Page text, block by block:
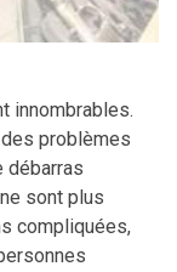
innombrables.
problèmes
débarras
sont plus
compliquées,